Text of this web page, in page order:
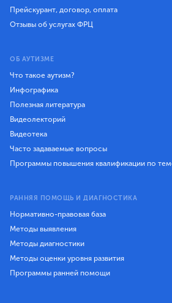
Прейскурант, договор, оплата
Отзывы об услугах ФРЦ
ОБ АУТИЗМЕ
Что такое аутизм?
Инфографика
Полезная литература
Видеолекторий
Видеотека
Часто задаваемые вопросы
Программы повышения квалификации по
РАННЯЯ ПОМОЩЬ И ДИАГНОСТИКА
Нормативно-правовая база
Методы выявления
Методы диагностики
Методы оценки уровня развития
Программы ранней помощи